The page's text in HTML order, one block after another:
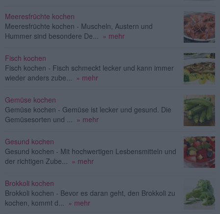
Meeresfrüchte kochen
Meeresfrüchte kochen - Muscheln, Austern und
Hummer sind besondere De... » mehr
Fisch kochen
Fisch kochen - Fisch schmeckt lecker und kann immer
wieder anders zube... » mehr
Gemüse kochen
Gemüse kochen - Gemüse ist lecker und gesund. Die
Gemüsesorten und ... » mehr
Gesund kochen
Gesund kochen - Mit hochwertigen Lesbensmitteln und
der richtigen Zube... » mehr
Brokkoli kochen
Brokkoli kochen - Bevor es daran geht, den Brokkoli zu
kochen, kommt d... » mehr